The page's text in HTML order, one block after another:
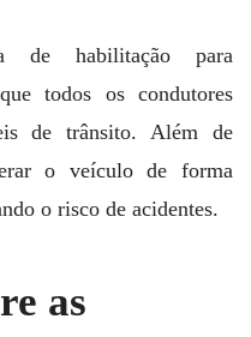
de habilitação para
todos os condutores
de trânsito. Além de
o veículo de forma
o risco de acidentes.
as